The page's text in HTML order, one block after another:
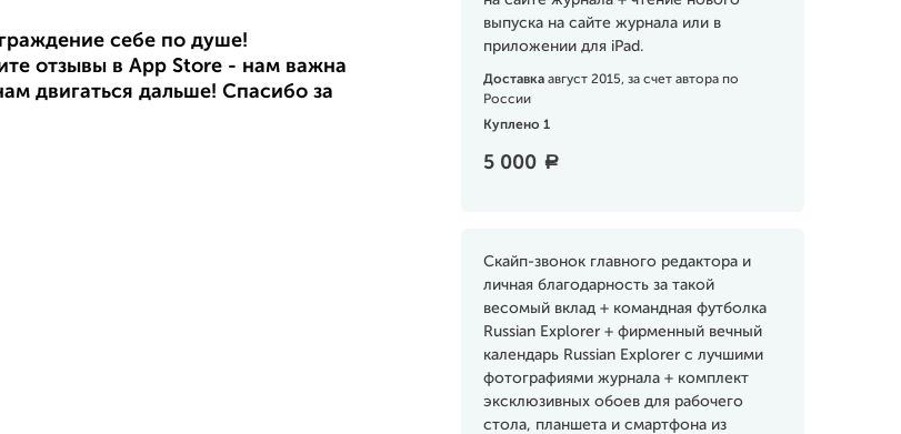
выпуска на сайте журнала или в
приложении для iPad.
Доставка август 2015, за счет автора по
России
Куплено 1
5 000 a
Скайп-звонок главного редактора и
личная благодарность за такой
весомый вклад + командная футболка
Russian Explorer + фирменный вечный
календарь Russian Explorer с лучшими
фотографиями журнала + комплект
эксклюзивных обоев для рабочего
стола, планшета и смартфона из
себе по душе!
отзывы в App Store - нам важна
двигаться дальше! Спасибо за